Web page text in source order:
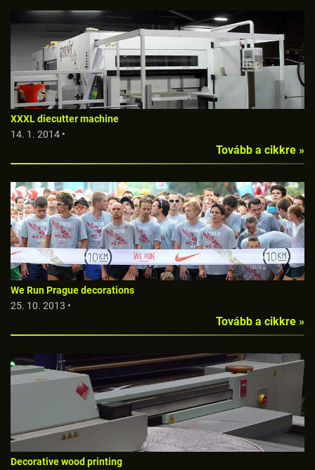
XXXL diecutter machine
14. 1. 2014 •
Tovább a cikkre »
We Run Prague decorations
25. 10. 2013 •
Tovább a cikkre »
Decorative wood printing